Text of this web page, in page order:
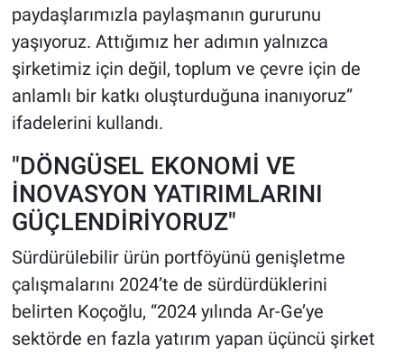
paydaşlarımızla paylaşmanın gururunu
yaşıyoruz. Attığımız her adımın yalnızca
şirketimiz için değil, toplum ve çevre için de
anlamlı bir katkı oluşturduğuna inanıyoruz”
ifadelerini kullandı.
"DÖNGÜSEL EKONOMİ VE
İNOVASYON YATIRIMLARINI
GÜÇLENDİRİYORUZ"
Sürdürülebilir ürün portföyünü genişletme
çalışmalarını 2024’te de sürdürdüklerini
belirten Koçoğlu, “2024 yılında Ar-Ge’ye
sektörde en fazla yatırım yapan üçüncü şirket